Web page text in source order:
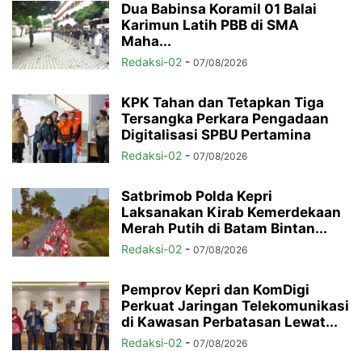
Dua Babinsa Koramil 01 Balai
Karimun Latih PBB di SMA
Maha...
Redaksi-02 - 07/08/2026
KPK Tahan dan Tetapkan Tiga
Tersangka Perkara Pengadaan
Digitalisasi SPBU Pertamina
Redaksi-02 - 07/08/2026
Satbrimob Polda Kepri
Laksanakan Kirab Kemerdekaan
Merah Putih di Batam Bintan...
Redaksi-02 - 07/08/2026
Pemprov Kepri dan KomDigi
Perkuat Jaringan Telekomunikasi
di Kawasan Perbatasan Lewat...
Redaksi-02 - 07/08/2026